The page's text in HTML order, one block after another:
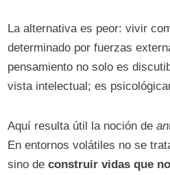
La alternativa es peor: vivir
determinado por fuerzas
pensamiento no solo es
vista intelectual; es
Aquí resulta útil la noción de
En entornos volátiles no se
sino deconstruir vidas que